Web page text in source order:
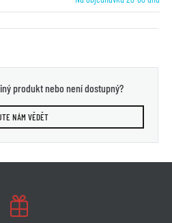
produkt nebo není dostupný?
NÁM VĚDĚT